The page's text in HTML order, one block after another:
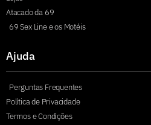
Atacado da 69
69 Sex Line e os Motéis
Ajuda
Perguntas Frequentes
Política de Privacidade
Termos e Condições